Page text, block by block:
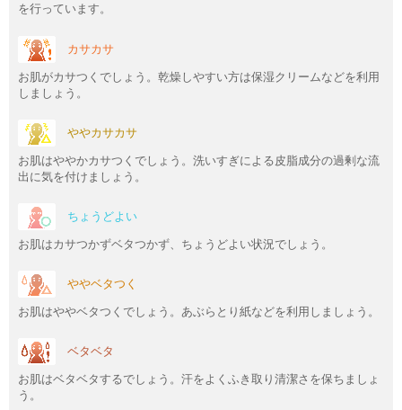
を行っています。
カサカサ
お肌がカサつくでしょう。乾燥しやすい方は保湿クリームなどを利用
しましょう。
ややカサカサ
お肌はややかカサつくでしょう。洗いすぎによる皮脂成分の過剰な流
出に気を付けましょう。
ちょうどよい
お肌はカサつかずベタつかず、ちょうどよい状況でしょう。
ややベタつく
お肌はややベタつくでしょう。あぶらとり紙などを利用しましょう。
ベタベタ
お肌はベタベタするでしょう。汗をよくふき取り清潔さを保ちましょ
う。